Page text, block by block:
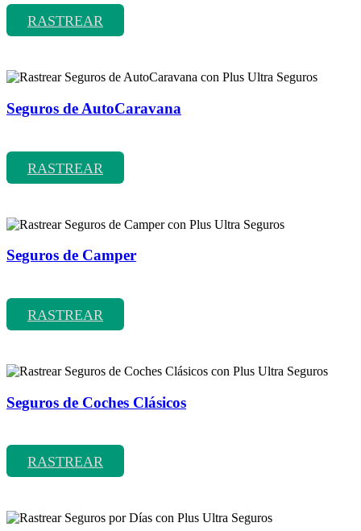
RASTREAR
Seguros de AutoCaravana
RASTREAR
Seguros de Camper
RASTREAR
Seguros de Coches Clásicos
RASTREAR